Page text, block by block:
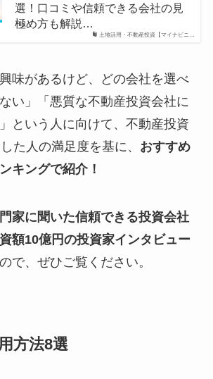
土地活用・不動産投資【マイナビニ…
選！口コミや信頼できる会社の見
極め方も解説…
味があるけど、どの会社を選べ
い」「悪質な不動産投資会社に
という人に向けて、不動産投資
た人の満足度を基に、 おすすめ
キングで紹介！
家に聞いた信頼できる投資会社
額10億円の投資家インタビュー
で、ぜひご覧ください。
方法8選